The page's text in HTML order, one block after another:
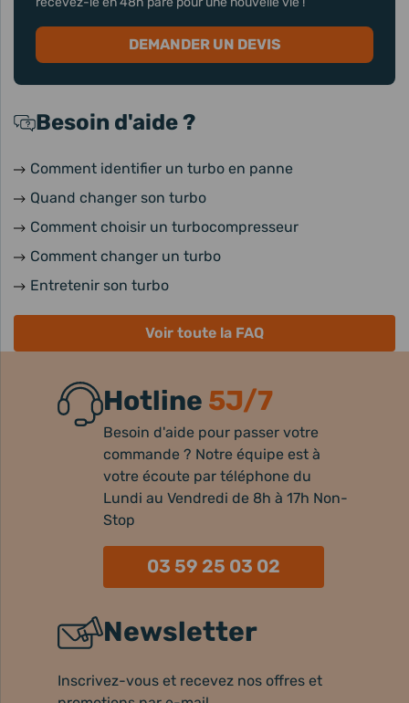
DEMANDER UN DEVIS
Besoin d'aide ?
Comment identifier un turbo en panne
Quand changer son turbo
Comment choisir un turbocompresseur
Comment changer un turbo
Entretenir son turbo
Voir toute la FAQ
Hotline 5J/7
Besoin d'aide pour passer votre
commande ? Notre équipe est à
votre écoute par téléphone du
Lundi au Vendredi de 8h à 17h Non-
Stop
03 59 25 03 02
Newsletter
Inscrivez-vous et recevez nos offres et